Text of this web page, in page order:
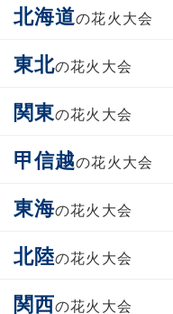
北海道の花火大会
東北の花火大会
関東の花火大会
甲信越の花火大会
東海の花火大会
北陸の花火大会
関西の花火大会